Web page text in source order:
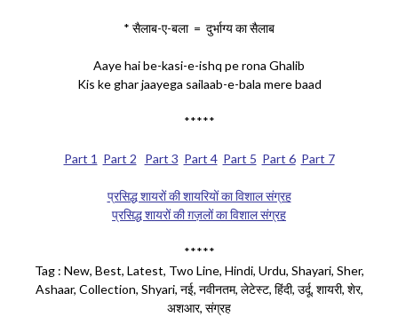
* सैलाब-ए-बला = दुर्भाग्य का सैलाब
Aaye hai be-kasi-e-ishq pe rona Ghalib
Kis ke ghar jaayega sailaab-e-bala mere baad
*****
Part 1 Part 2 Part 3 Part 4 Part 5 Part 6 Part 7
प्रसिद्ध शायरों की शायरियों का विशाल संग्रह
प्रसिद्ध शायरों की ग़ज़लों का विशाल संग्रह
*****
Tag : New, Best, Latest, Two Line, Hindi, Urdu, Shayari, Sher,
Ashaar, Collection, Shyari, नई, नवीनतम, लेटेस्ट, हिंदी, उर्दू, शायरी, शेर,
अशआर, संग्रह